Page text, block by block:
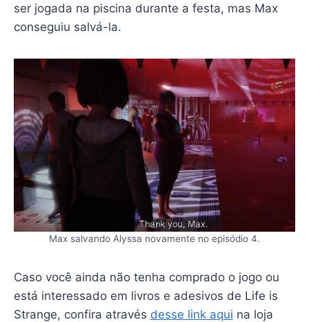
ser jogada na piscina durante a festa, mas Max
conseguiu salvá-la.
Max salvando Alyssa novamente no episódio 4.
Caso você ainda não tenha comprado o jogo ou
está interessado em livros e adesivos de Life is
Strange, confira através desse link aqui na loja